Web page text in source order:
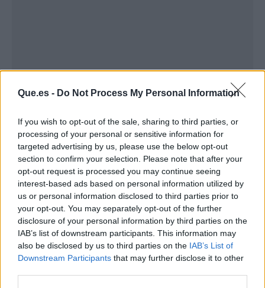
Que.es - Do Not Process My Personal Information
If you wish to opt-out of the sale, sharing to third parties, or
processing of your personal or sensitive information for
targeted advertising by us, please use the below opt-out
section to confirm your selection. Please note that after your
opt-out request is processed you may continue seeing
interest-based ads based on personal information utilized by
us or personal information disclosed to third parties prior to
your opt-out. You may separately opt-out of the further
disclosure of your personal information by third parties on the
IAB’s list of downstream participants. This information may
also be disclosed by us to third parties on the IAB’s List of
Downstream Participants that may further disclose it to other
Publicidad